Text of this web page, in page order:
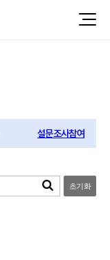
설문조사참여
초기화